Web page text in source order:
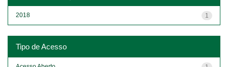
1
2018
Tipo de Acesso